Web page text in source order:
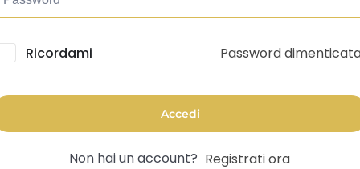
Ricordami Password
Accedi
Non hai un account? Registrati ora